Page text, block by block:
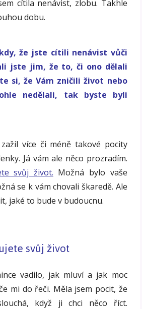
cítila nenávist, zlobu. Takhle
dobu.
že jste cítili nenávist vůči
jste jim, že to, či ono dělali
si, že Vám zničili život nebo
nedělali, tak byste byli
více či méně takové pocity
Já vám ale něco prozradím.
svůj život. Možná bylo vaše
se k vám chovali škaredě. Ale
jaké to bude v budoucnu.
svůj život
vadilo, jak mluví a jak moc
mi do řeči. Měla jsem pocit, že
když ji chci něco říct.